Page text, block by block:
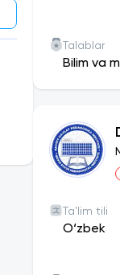
Talablar
Bilim va
Ta'lim tili
O‘zbek